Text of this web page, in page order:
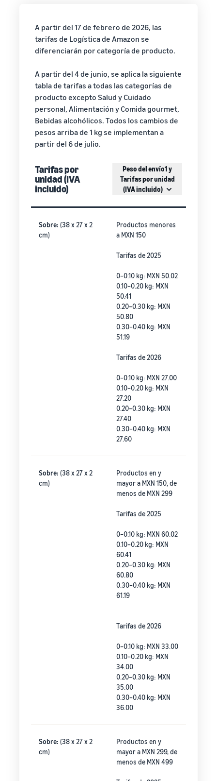
A partir del 17 de febrero de 2026, las
tarifas de Logística de Amazon se
diferenciarán por categoría de producto.
A partir del 4 de junio, se aplica la siguiente
tabla de tarifas a todas las categorías de
producto excepto Salud y Cuidado
personal, Alimentación y Comida gourmet,
Bebidas alcohólicos. Todos los cambios de
pesos arriba de 1 kg se implementan a
partir del 6 de julio.
Tarifas por
unidad (IVA
incluido)
Peso del envío1 y
Tarifas por unidad
(IVA incluido)
Sobre: (38 x 27 x 2
cm)
Productos menores
a MXN 150
Tarifas de 2025
0–0.10 kg: MXN 50.02
0.10–0.20 kg: MXN
50.41
0.20–0.30 kg: MXN
50.80
0.30–0.40 kg: MXN
51.19
Tarifas de 2026
0–0.10 kg: MXN 27.00
0.10–0.20 kg: MXN
27.20
0.20–0.30 kg: MXN
27.40
0.30–0.40 kg: MXN
27.60
Sobre: (38 x 27 x 2
cm)
Productos en y
mayor a MXN 150, de
menos de MXN 299
Tarifas de 2025
0–0.10 kg: MXN 60.02
0.10–0.20 kg: MXN
60.41
0.20–0.30 kg: MXN
60.80
0.30–0.40 kg: MXN
61.19
Tarifas de 2026
0–0.10 kg: MXN 33.00
0.10–0.20 kg: MXN
34.00
0.20–0.30 kg: MXN
35.00
0.30–0.40 kg: MXN
36.00
Sobre: (38 x 27 x 2
cm)
Productos en y
mayor a MXN 299, de
menos de MXN 499